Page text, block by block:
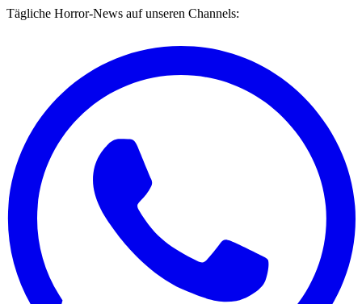
Tägliche Horror-News auf unseren Channels: